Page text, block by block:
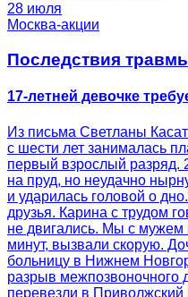
28 июля
Москва-акции
Последствия
17-летней девочке
Из письма Светланы
с шести лет занималась
первый взрослый разряд.
на пруд, но неудачно
и ударилась головой о
друзья. Карина с трудом
не двигались. Мы с мужем
минут, вызвали скорую.
больницу в Нижнем
разрыв межпозвоночного
перевезли в Приволжский